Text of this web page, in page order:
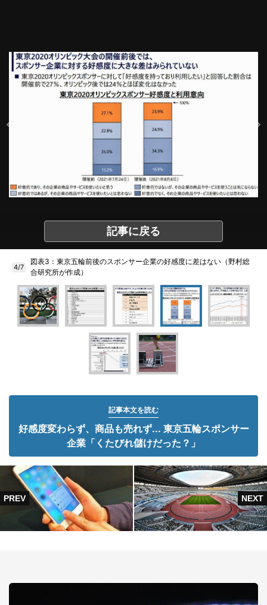
記事に戻る
4/7
図表3：東京五輪前後のスポンサー企業の好感度に差はない（野村総
合研究所が作成）
記事本文を読む
好感度変わらず、商品も売れず... 東京五輪スポンサー
企業「くたびれ儲けだった？」